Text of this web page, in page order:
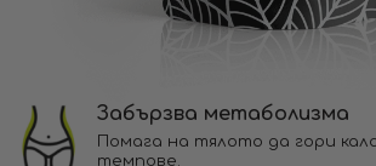
Забързва метаболизма
Помага на тялото да гори
темпове.